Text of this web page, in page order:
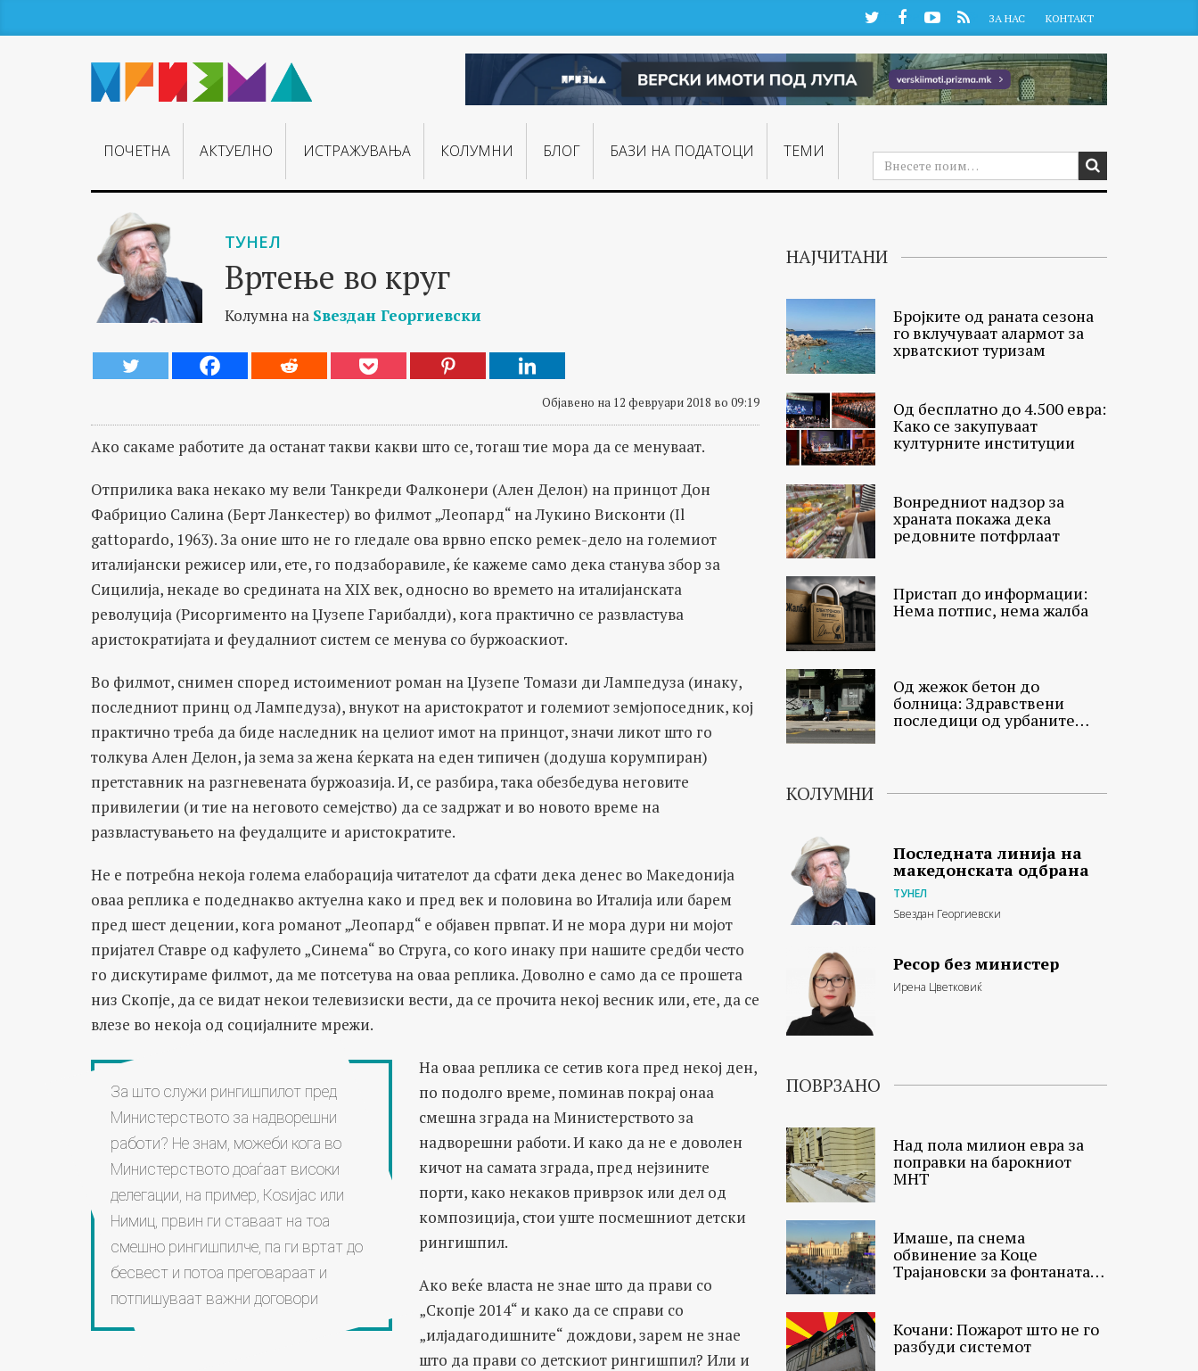
TwitterFacebookYouTube
RSS ЗА НАС КОНТАКТ
ПОЧЕТНА АКТУЕЛНО ИСТРАЖУВАЊA КОЛУМНИ БЛОГ БАЗИ НА ПОДАТОЦИ ТЕМИ
ТУНЕЛ
Вртење во круг
Колумна на Ѕвездан Георгиевски
Објавено на 12 февруари 2018 во 09:19
Ако сакаме работите да останат такви какви што се, тогаш тие мора да се менуваат.
Отприлика вака некако му вели Танкреди Фалконери (Ален Делон) на принцот Дон
Фабрицио Салина (Берт Ланкестер) во филмот „Леопард“ на Лукино Висконти (Il
gattopardo, 1963). За оние што не го гледале ова врвно епско ремек-дело на големиот
италијански режисер или, ете, го подзаборавиле, ќе кажеме само дека станува збор за
Сицилија, некаде во средината на XIX век, односно во времето на италијанската
револуција (Рисоргименто на Џузепе Гарибалди), кога практично се развластува
аристократијата и феудалниот систем се менува со буржоаскиот.
Во филмот, снимен според истоимениот роман на Џузепе Томази ди Лампедуза (инаку,
последниот принц од Лампедуза), внукот на аристократот и големиот земјопоседник, кој
практично треба да биде наследник на целиот имот на принцот, значи ликот што го
толкува Ален Делон, ја зема за жена ќерката на еден типичен (додуша корумпиран)
претставник на разгневената буржоазија. И, се разбира, така обезбедува неговите
привилегии (и тие на неговото семејство) да се задржат и во новото време на
развластувањето на феудалците и аристократите.
Не е потребна некоја голема елаборација читателот да сфати дека денес во Македонија
оваа реплика e подеднакво актуелна како и пред век и половина во Италија или барем
пред шест децении, кога романот „Леопард“ e објавен првпат. И не мора дури ни мојот
пријател Ставре од кафулето „Синема“ во Струга, со кого инаку при нашите средби често
го дискутираме филмот, да ме потсетува на оваа реплика. Доволно е само да се прошета
низ Скопје, да се видат некои телевизиски вести, да се прочита некој весник или, ете, да се
влезе во некоја од социјалните мрежи.
За што служи рингишпилот пред
Министерството за надворешни
работи? Не знам, можеби кога во
Министерството доаѓаат високи
делегации, на пример, Коѕијас или
Нимиц, првин ги ставаат на тоа
смешно рингишпилче, па ги вртат до
бесвест и потоа преговараат и
потпишуваат важни договори
На оваа реплика се сетив кога пред некој ден,
по подолго време, поминав покрај онаа
смешна зграда на Министерството за
надворешни работи. И како да не е доволен
кичот на самата зграда, пред нејзините
порти, како некаков приврзок или дел од
композиција, стои уште посмешниот детски
рингишпил.
Ако веќе власта не знае што да прави со
„Скопје 2014“ и како да се справи со
„илјадагодишните“ дождови, зарем не знае
што да прави со детскиот рингишпил? Или и
НАЈЧИТАНИ
Бројките од раната сезона
го вклучуваат алармот за
хрватскиот туризам
Од бесплатно до 4.500 евра:
Како се закупуваат
културните институции
Вонредниот надзор за
храната покажа дека
редовните потфрлаат
Пристап до информации:
Нема потпис, нема жалба
Од жежок бетон до
болница: Здравствени
последици од урбаните
КОЛУМНИ
Последната линија на
македонската одбрана
ТУНЕЛ
Ѕвездан Георгиевски
Ресор без министер
Ирена Цветковиќ
ПОВРЗАНО
Над пола милион евра за
поправки на барокниот
МНТ
Имаше, па снема
обвинение за Коце
Трајановски за фонтаната
Кочани: Пожарот што не го
разбуди системот